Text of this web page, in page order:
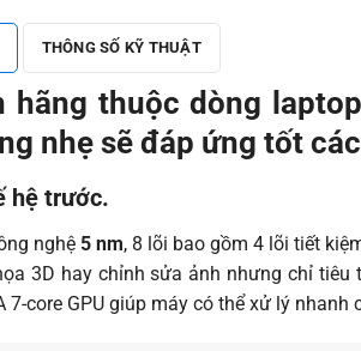
THÔNG SỐ KỸ THUẬT
thuộc dòng
nhẹ sẽ đáp ứng tốt
hệ trước.
nghệ 5 nm, 8 lõi bao gồm 4 lõi tiết
3D hay chỉnh sửa ảnh nhưng chỉ
core GPU giúp máy có thể xử lý nhanh